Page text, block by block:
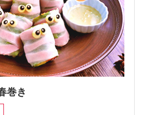
巻き